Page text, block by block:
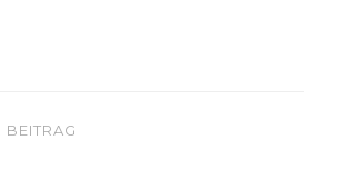
BEITRAG